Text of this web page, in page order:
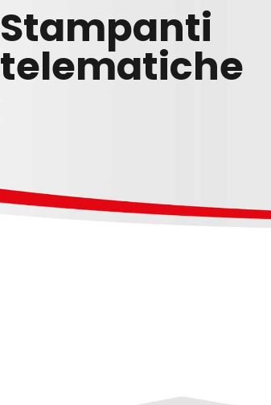
Stampanti
telematiche